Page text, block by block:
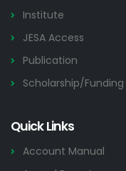
Institute
JESA Access
Publication
Scholarship/Funding
Quick Links
Account Manual